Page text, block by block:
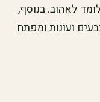
לאהוב. בנוסף,
ועונות ומפתח